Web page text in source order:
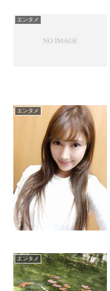
エンタメ
エンタメ
エンタメ